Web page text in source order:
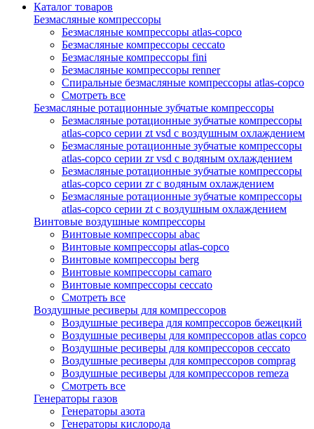
Каталог товаров
Безмасляные компрессоры
Безмасляные компрессоры atlas-copco
Безмасляные компрессоры ceccato
Безмасляные компрессоры fini
Безмасляные компрессоры renner
Спиральные безмасляные компрессоры atlas-copco
Смотреть все
Безмасляные ротационные зубчатые компрессоры
Безмасляные ротационные зубчатые компрессоры
atlas-copco серии zt vsd с воздушным охлаждением
Безмасляные ротационные зубчатые компрессоры
atlas-copco серии zr vsd с водяным охлаждением
Безмасляные ротационные зубчатые компрессоры
atlas-copco серии zr с водяным охлаждением
Безмасляные ротационные зубчатые компрессоры
atlas-copco серии zt с воздушным охлаждением
Винтовые воздушные компрессоры
Винтовые компрессоры abac
Винтовые компрессоры atlas-copco
Винтовые компрессоры berg
Винтовые компрессоры camaro
Винтовые компрессоры ceccato
Смотреть все
Воздушные ресиверы для компрессоров
Воздушные ресивера для компрессоров бежецкий
Воздушные ресиверы для компрессоров atlas copco
Воздушные ресиверы для компрессоров ceccato
Воздушные ресиверы для компрессоров comprag
Воздушные ресиверы для компрессоров remeza
Смотреть все
Генераторы газов
Генераторы азота
Генераторы кислорода